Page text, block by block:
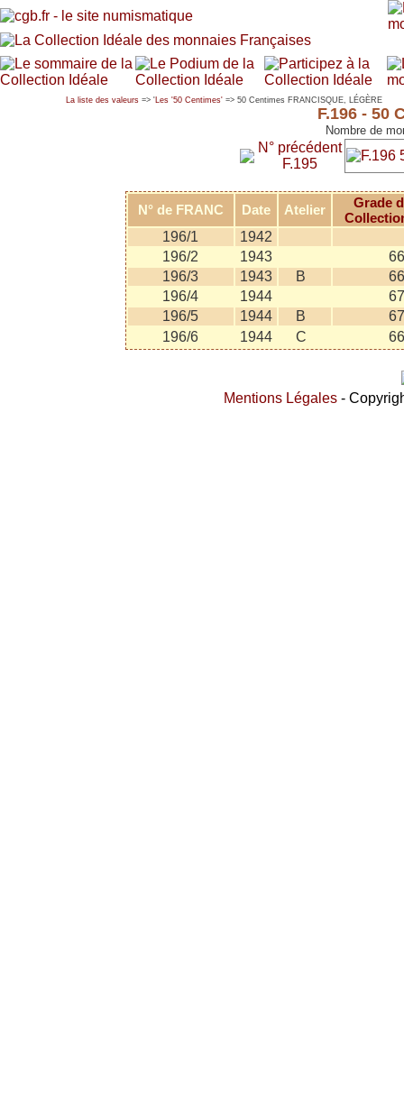
La liste des valeurs => 'Les '50 Centimes' => 50 Centimes FRANCISQUE, LÉGÈRE
F.196 - 50
Nombre de
N° précédent
F.195
N° de FRANC Date Atelier
Grade
196/1
1942
196/2
1943
66
196/3
1943 B
66
196/4
1944
67
196/5
1944 B
67
196/6
1944 C 66
Mentions Légales -